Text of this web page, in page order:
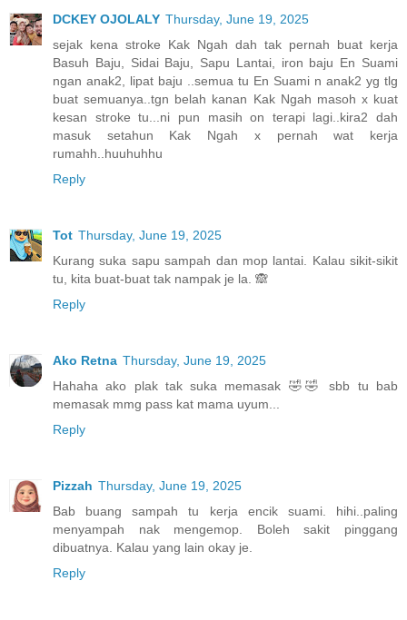
DCKEY OJOLALY Thursday, June 19, 2025
sejak kena stroke Kak Ngah dah tak pernah buat kerja
Basuh Baju, Sidai Baju, Sapu Lantai, iron baju En Suami
ngan anak2, lipat baju ..semua tu En Suami n anak2 yg tlg
buat semuanya..tgn belah kanan Kak Ngah masoh x kuat
kesan stroke tu...ni pun masih on terapi lagi..kira2 dah
masuk setahun Kak Ngah x pernah wat kerja
rumahh..huuhuhhu
Reply
Tot Thursday, June 19, 2025
Kurang suka sapu sampah dan mop lantai. Kalau sikit-sikit
tu, kita buat-buat tak nampak je la. 🙈
Reply
Ako Retna Thursday, June 19, 2025
Hahaha ako plak tak suka memasak 🤣🤣 sbb tu bab
memasak mmg pass kat mama uyum...
Reply
Pizzah Thursday, June 19, 2025
Bab buang sampah tu kerja encik suami. hihi..paling
menyampah nak mengemop. Boleh sakit pinggang
dibuatnya. Kalau yang lain okay je.
Reply